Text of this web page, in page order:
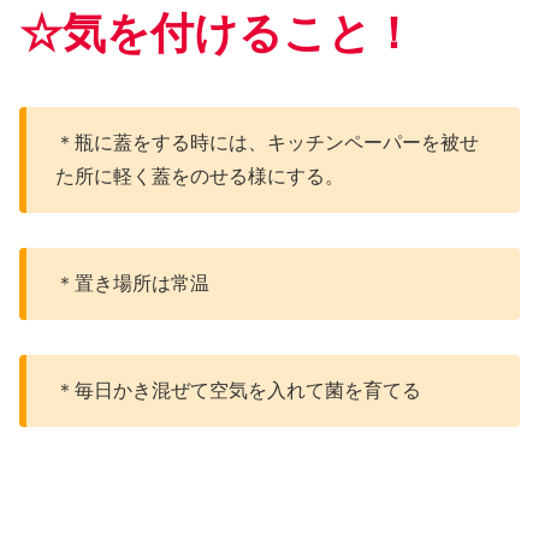
☆気を付けること！
＊瓶に蓋をする時には、キッチンペーパーを被せ
た所に軽く蓋をのせる様にする。
＊置き場所は常温
＊毎日かき混ぜて空気を入れて菌を育てる